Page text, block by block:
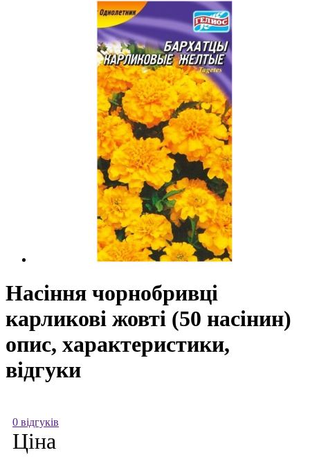
Насіння чорнобривці
карликові жовті (50 насінин)
опис, характеристики,
відгуки
0 відгуків
Ціна